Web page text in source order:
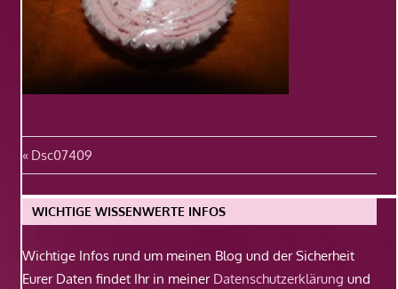
Beitragsnavigation
Vorheriger
Beitrag:
Dsc07409
WICHTIGE WISSENWERTE INFOS
Wichtige Infos rund um meinen Blog und der Sicherheit
Eurer Daten findet Ihr in meiner Datenschutzerklärung und